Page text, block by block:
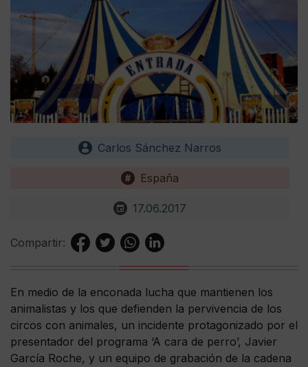
Carlos Sánchez Narros
España
17.06.2017
Compartir:
En medio de la enconada lucha que mantienen los
animalistas y los que defienden la pervivencia de los
circos con animales, un incidente protagonizado por el
presentador del programa ‘A cara de perro’, Javier
García Roche, y un equipo de grabación de la cadena